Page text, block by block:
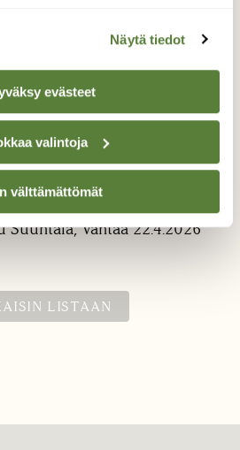
Näytä tiedot
evästeet
valintoja
välttämättömät
juurella
Suuntala, Vantaa 22.4.2026
LISTAAN